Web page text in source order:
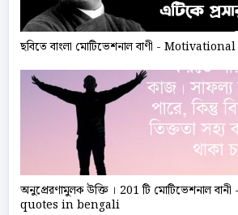
ছবিতে বাংলা মোটিভেশনাল বাণী -
অনুপ্রেরণামুলক উক্তি । 201 টি মোটিভেশনাল
quotes in bengali